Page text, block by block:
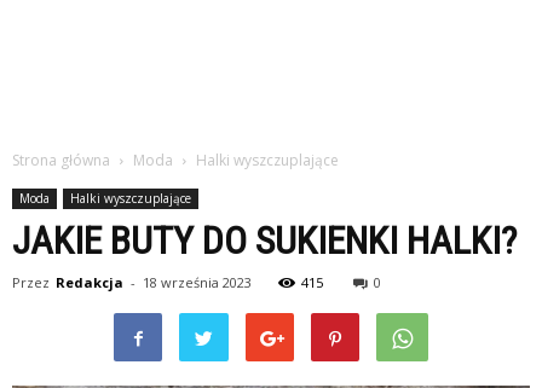
Strona główna Moda Halki wyszczuplające
Moda Halki wyszczuplające
JAKIE BUTY DO SUKIENKI HALKI?
Przez Redakcja - 18 września 2023 415 0